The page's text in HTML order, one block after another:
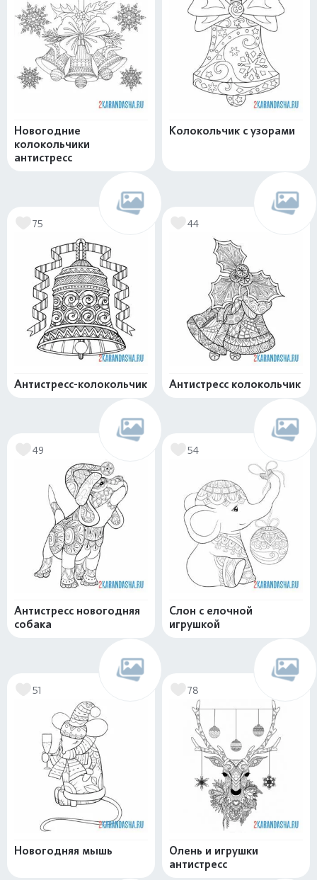
Новогодние
колокольчики
антистресс
Колокольчик с узорами
75
Антистресс-колокольчик
44
Антистресс колокольчик
49
Антистресс новогодняя
собака
54
Слон с елочной
игрушкой
51
Новогодняя мышь
78
Олень и игрушки
антистресс